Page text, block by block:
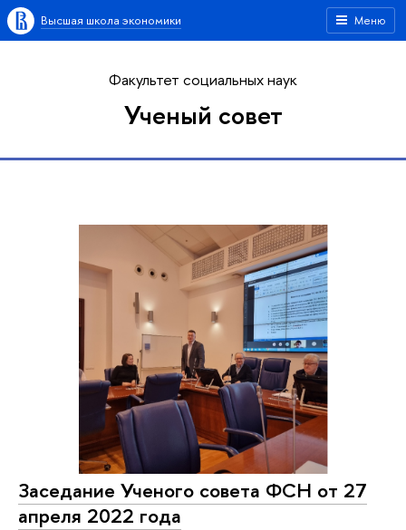
Меню
Высшая школа экономики
Факультет социальных наук
Ученый совет
Заседание Ученого совета ФСН от 27
апреля 2022 года